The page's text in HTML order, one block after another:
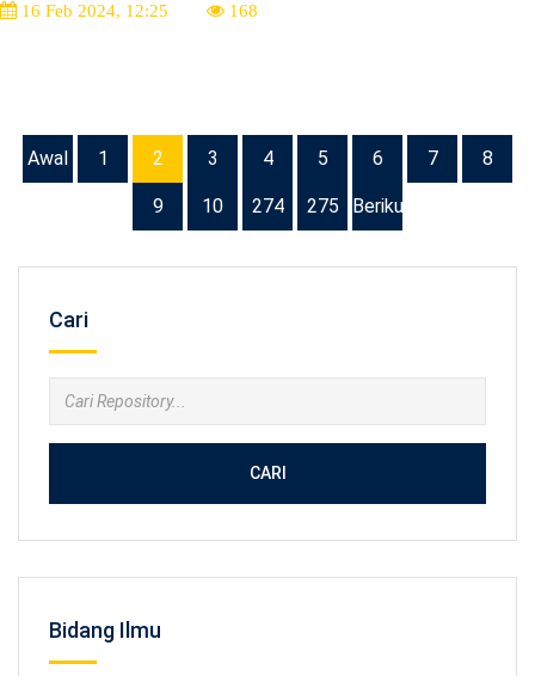
16 Feb 2024, 12:25 168
Awal 1 2 3 4 5 6 7 8
9 10 274 275 Berikutnya
Cari
CARI
Bidang Ilmu